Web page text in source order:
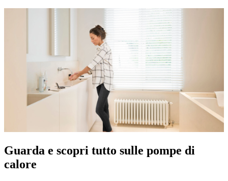
Guarda e scopri tutto sulle pompe di
calore